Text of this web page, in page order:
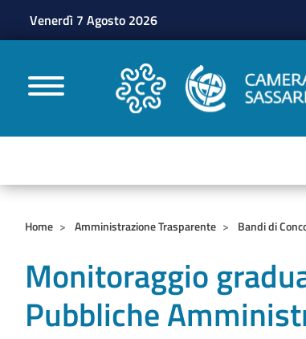
Venerdì 7 Agosto 2026
CAMERE DI
Home Amministrazione Trasparente Bandi di
Monitoraggio
Pubbliche